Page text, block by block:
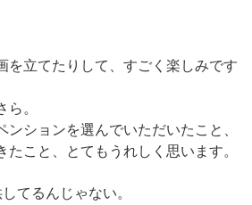
を立てたりして、すごく楽しみです
。
ンションを選んでいただいたこと、
たこと、とてもうれしく思います。
てるんじゃない。